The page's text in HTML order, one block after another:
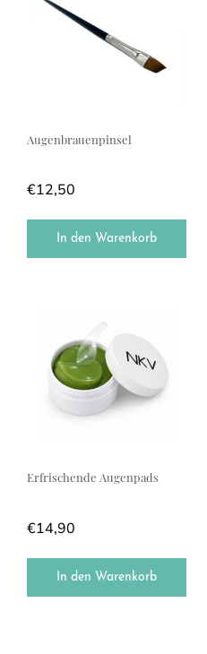
Augenbrauenpinsel
€12,50
In den Warenkorb
Erfrischende Augenpads
€14,90
In den Warenkorb